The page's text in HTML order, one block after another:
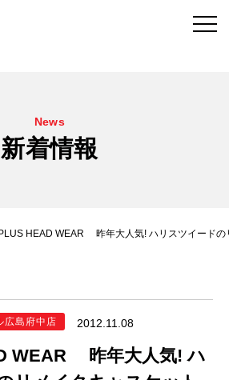
News
新着情報
HEAD WEAR 昨年大人気! ハリスツイードの
広島府中店 2012.11.08
WEAR 昨年大人気! ハ